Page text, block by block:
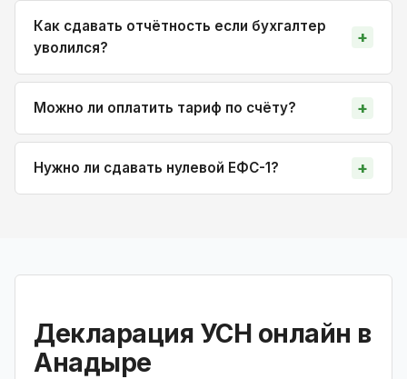
Как сдавать отчётность если бухгалтер
уволился?
Можно ли оплатить тариф по счёту?
Нужно ли сдавать нулевой ЕФС-1?
Декларация УСН онлайн в
Анадыре